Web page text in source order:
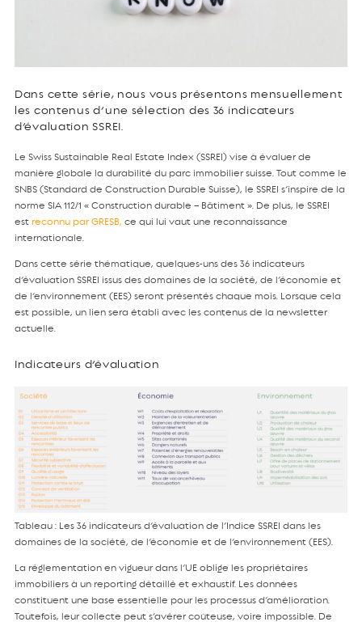
Dans cette série, nous vous présentons mensuellement
les contenus d’une sélection des 36 indicateurs
d’évaluation SSREI.
Le Swiss Sustainable Real Estate Index (SSREI) vise à évaluer de
manière globale la durabilité du parc immobilier suisse. Tout comme le
SNBS (Standard de Construction Durable Suisse), le SSREI s’inspire de la
norme SIA 112/1 « Construction durable – Bâtiment ». De plus, le SSREI
est reconnu par GRESB, ce qui lui vaut une reconnaissance
internationale.
Dans cette série thématique, quelques-uns des 36 indicateurs
d’évaluation SSREI issus des domaines de la société, de l’économie et
de l’environnement (EES) seront présentés chaque mois. Lorsque cela
est possible, un lien sera établi avec les contenus de la newsletter
actuelle.
Indicateurs d’évaluation
Tableau : Les 36 indicateurs d’évaluation de l’Indice SSREI dans les
domaines de la société, de l’économie et de l’environnement (EES).
La réglementation en vigueur dans l’UE oblige les propriétaires
immobiliers à un reporting détaillé et exhaustif. Les données
constituent une base essentielle pour les processus d’amélioration.
Toutefois, leur collecte peut s’avérer coûteuse, voire impossible. De